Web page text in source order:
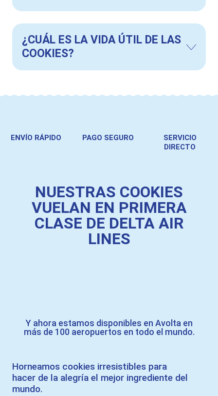
¿CUÁL ES LA VIDA ÚTIL DE LAS
COOKIES?
ENVÍO RÁPIDO PAGO SEGURO
SERVICIO
DIRECTO
NUESTRAS COOKIES
VUELAN EN PRIMERA
CLASE DE DELTA AIR
LINES
Y ahora estamos disponibles en Avolta en
más de 100 aeropuertos en todo el mundo.
Horneamos cookies irresistibles para
hacer de la alegría el mejor ingrediente del
mundo.